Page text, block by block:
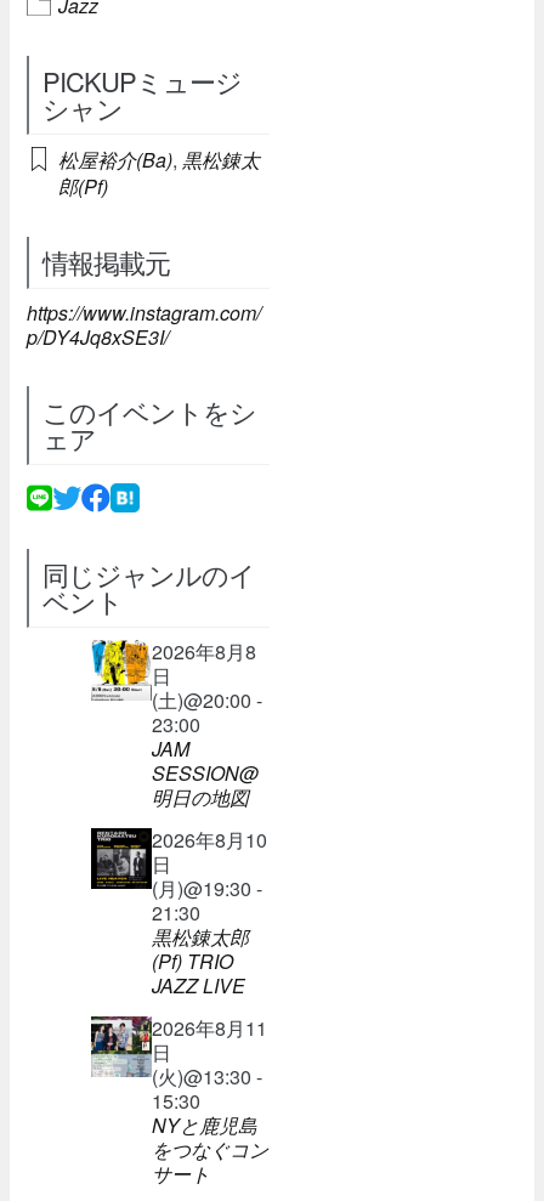
Jazz
PICKUPミュージ
シャン
松屋裕介(Ba), 黒松錬太
郎(Pf)
情報掲載元
https://www.instagram.com/
p/DY4Jq8xSE3I/
このイベントをシ
ェア
同じジャンルのイ
ベント
2026年8月8
日
(土)@20:00 -
23:00
JAM
SESSION@
明日の地図
2026年8月10
日
(月)@19:30 -
21:30
黒松錬太郎
(Pf) TRIO
JAZZ LIVE
2026年8月11
日
(火)@13:30 -
15:30
NYと鹿児島
をつなぐコン
サート